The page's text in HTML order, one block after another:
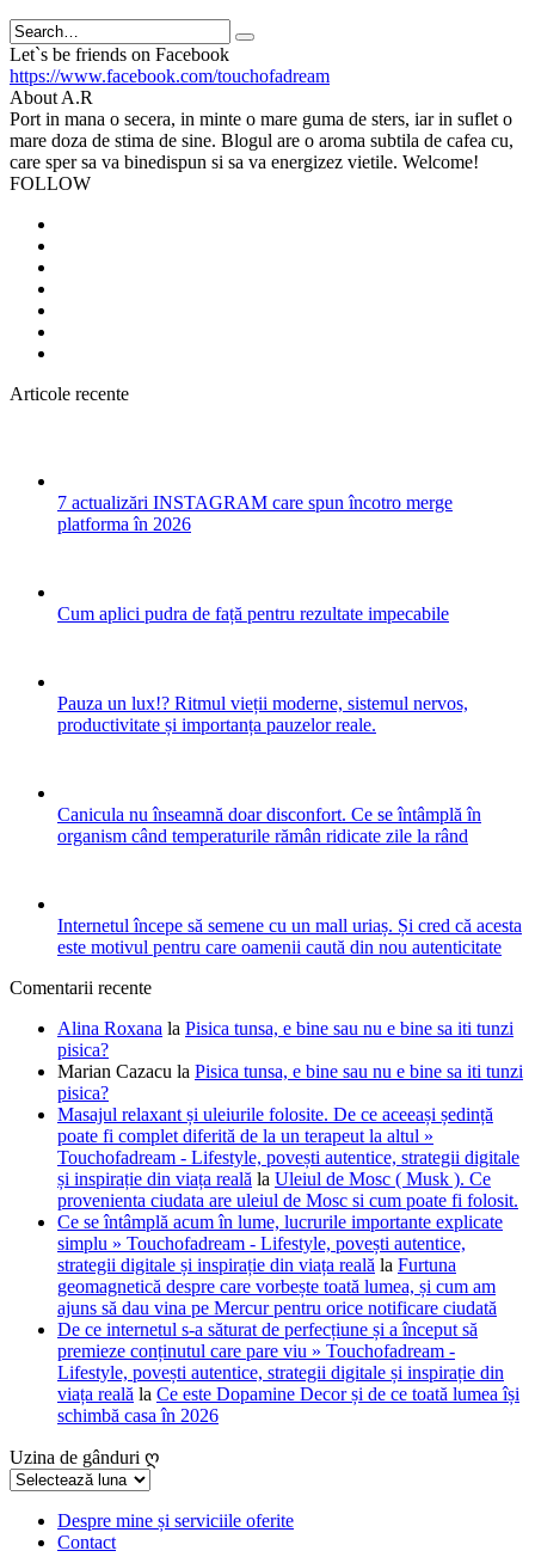
Search
Let`s be friends on Facebook
https://www.facebook.com/touchofadream
About A.R
Port in mana o secera, in minte o mare guma de sters, iar in suflet o
mare doza de stima de sine. Blogul are o aroma subtila de cafea cu,
care sper sa va binedispun si sa va energizez vietile. Welcome!
FOLLOW
Articole recente
7 actualizări INSTAGRAM care spun încotro merge
platforma în 2026
Cum aplici pudra de față pentru rezultate impecabile
Pauza un lux!? Ritmul vieții moderne, sistemul nervos,
productivitate și importanța pauzelor reale.
Canicula nu înseamnă doar disconfort. Ce se întâmplă în
organism când temperaturile rămân ridicate zile la rând
Internetul începe să semene cu un mall uriaș. Și cred că acesta
este motivul pentru care oamenii caută din nou autenticitate
Comentarii recente
Alina Roxana la Pisica tunsa, e bine sau nu e bine sa iti tunzi
pisica?
Marian Cazacu la Pisica tunsa, e bine sau nu e bine sa iti tunzi
pisica?
Masajul relaxant și uleiurile folosite. De ce aceeași ședință
poate fi complet diferită de la un terapeut la altul »
Touchofadream - Lifestyle, povești autentice, strategii digitale
și inspirație din viața reală la Uleiul de Mosc ( Musk ). Ce
provenienta ciudata are uleiul de Mosc si cum poate fi folosit.
Ce se întâmplă acum în lume, lucrurile importante explicate
simplu » Touchofadream - Lifestyle, povești autentice,
strategii digitale și inspirație din viața reală la Furtuna
geomagnetică despre care vorbește toată lumea, și cum am
ajuns să dau vina pe Mercur pentru orice notificare ciudată
De ce internetul s-a săturat de perfecțiune și a început să
premieze conținutul care pare viu » Touchofadream -
Lifestyle, povești autentice, strategii digitale și inspirație din
viața reală la Ce este Dopamine Decor și de ce toată lumea își
schimbă casa în 2026
Uzina de gânduri ღ
Uzina
gânduriDespre mine și serviciile oferite
Contact